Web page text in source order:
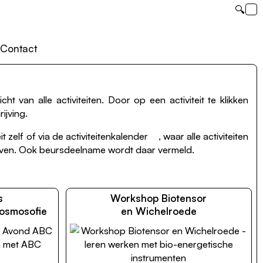
🔍
Contact
van alle activiteiten. Door op een activiteit te klikken
zelf of via de activiteitenkalender
, waar alle activiteiten
Ook beursdeelname wordt daar vermeld.
Workshop Biotensor
en Wichelroede